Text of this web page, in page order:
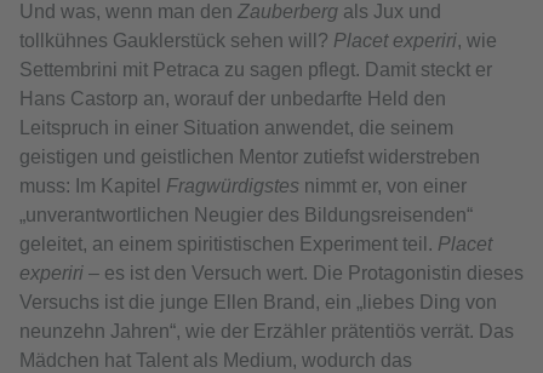
Und was, wenn man den Zauberberg als Jux und
tollkühnes Gauklerstück sehen will? Placet experiri, wie
Settembrini mit Petraca zu sagen pflegt. Damit steckt er
Hans Castorp an, worauf der unbedarfte Held den
Leitspruch in einer Situation anwendet, die seinem
geistigen und geistlichen Mentor zutiefst widerstreben
muss: Im Kapitel Fragwürdigstes nimmt er, von einer
„unverantwortlichen Neugier des Bildungsreisenden“
geleitet, an einem spiritistischen Experiment teil. Placet
experiri – es ist den Versuch wert. Die Protagonistin dieses
Versuchs ist die junge Ellen Brand, ein „liebes Ding von
neunzehn Jahren“, wie der Erzähler prätentiös verrät. Das
Mädchen hat Talent als Medium, wodurch das